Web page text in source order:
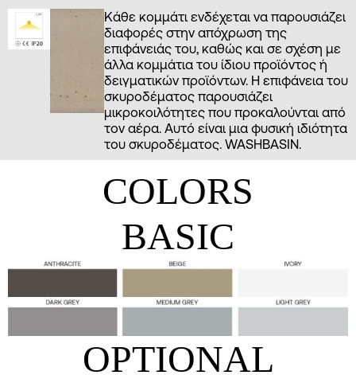
Κάθε κομμάτι ενδέχεται να παρουσιάζει
διαφορές στην απόχρωση της
επιφάνειάς του, καθώς και σε σχέση με
άλλα κομμάτια του ίδιου προϊόντος ή
δειγματικών προϊόντων. Η επιφάνεια του
σκυροδέματος παρουσιάζει
μικροκοιλότητες που προκαλούνται από
τον αέρα. Αυτό είναι μια φυσική ιδιότητα
του σκυροδέματος. WASHBASIN.
COLORS
BASIC
OPTIONAL